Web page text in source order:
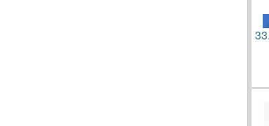
33.